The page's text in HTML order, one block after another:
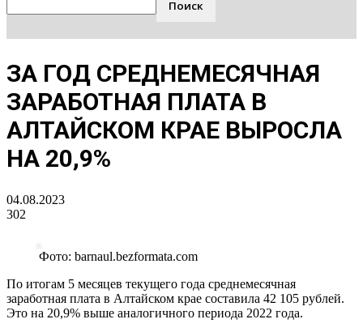
ЗА ГОД СРЕДНЕМЕСЯЧНАЯ
ЗАРАБОТНАЯ ПЛАТА В
АЛТАЙСКОМ КРАЕ ВЫРОСЛА
НА 20,9%
04.08.2023
302
Фото: barnaul.bezformata.com
По итогам 5 месяцев текущего года среднемесячная
заработная плата в Алтайском крае составила 42 105 рублей.
Это на 20,9% выше аналогичного периода 2022 года.